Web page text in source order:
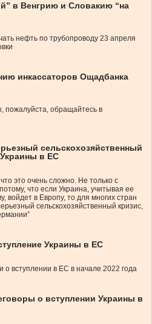
в Венгрию и Словакию “на
нефть по трубопроводу 23 апреля
инкассаторов Ощадбанка
пожалуйста, обращайтесь в
сельскохозяйственный
Украины в ЕС
это очень сложно. Не только с
что если Украина, учитывая ее
войдет в Европу, то для многих стран
сельскохозяйственный кризис,
Украины в ЕС
о вступлении в ЕС в начале 2022 года
о вступлении Украины в